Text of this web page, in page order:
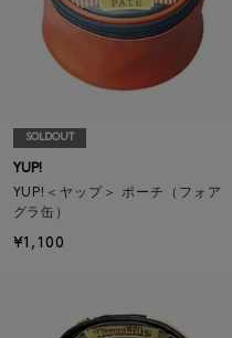
SOLDOUT
YUP!
YUP!＜ヤップ＞ ポーチ（フォア
グラ缶）
¥1,100